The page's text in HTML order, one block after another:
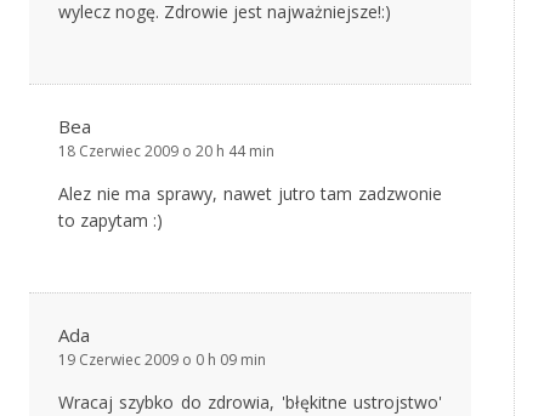
wylecz nogę. Zdrowie jest najważniejsze!:)
Bea
18 Czerwiec 2009 o 20 h 44 min
Alez nie ma sprawy, nawet jutro tam zadzwonie
to zapytam :)
Ada
19 Czerwiec 2009 o 0 h 09 min
Wracaj szybko do zdrowia, 'błękitne ustrojstwo'